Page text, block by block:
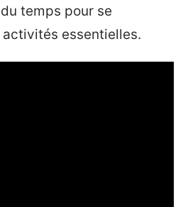
temps pour se
essentielles.